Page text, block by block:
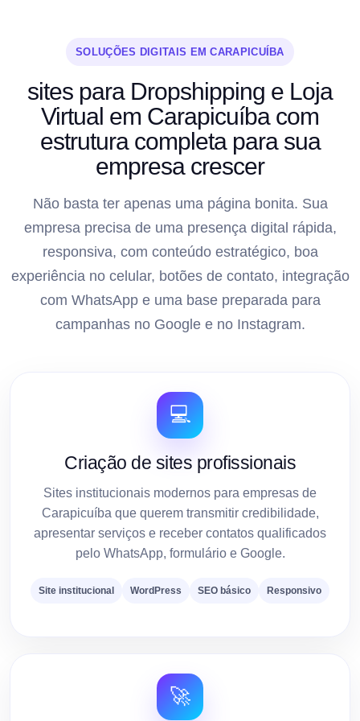
SOLUÇÕES DIGITAIS EM CARAPICUÍBA
sites para Dropshipping e Loja
Virtual em Carapicuíba com
estrutura completa para sua
empresa crescer
Não basta ter apenas uma página bonita. Sua
empresa precisa de uma presença digital rápida,
responsiva, com conteúdo estratégico, boa
experiência no celular, botões de contato, integração
com WhatsApp e uma base preparada para
campanhas no Google e no Instagram.
💻
Criação de sites profissionais
Sites institucionais modernos para empresas de
Carapicuíba que querem transmitir credibilidade,
apresentar serviços e receber contatos qualificados
pelo WhatsApp, formulário e Google.
Site institucional WordPress SEO básico Responsivo
🚀